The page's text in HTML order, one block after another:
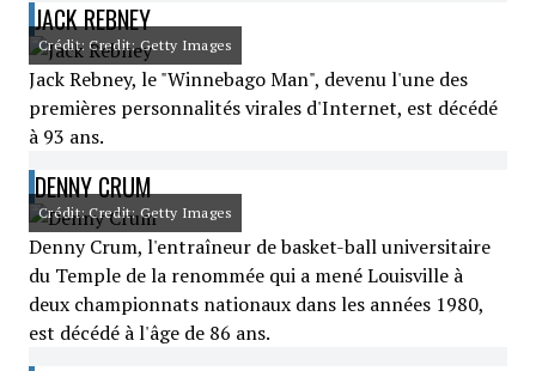
JACK REBNEY
Crédit: Credit: Getty Images
Jack Rebney, le "Winnebago Man", devenu l'une des
premières personnalités virales d'Internet, est décédé
à 93 ans.
DENNY CRUM
Crédit: Credit: Getty Images
Denny Crum, l'entraîneur de basket-ball universitaire
du Temple de la renommée qui a mené Louisville à
deux championnats nationaux dans les années 1980,
est décédé à l'âge de 86 ans.